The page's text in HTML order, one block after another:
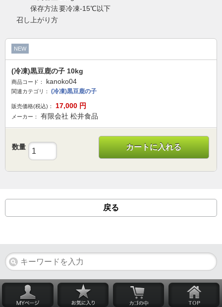
保存方法要冷凍-15℃以下
召し上がり方
NEW
(冷凍)黒豆鹿の子 10kg
商品コード： kanoko04
関連カテゴリ： (冷凍)黒豆鹿の子
販売価格(税込)： 17,000 円
メーカー： 有限会社 松井食品
数量 カートに入れる
戻る